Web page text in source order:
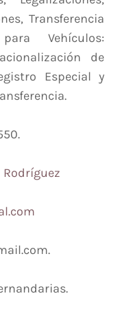
Transferencia
Vehículos:
de
Especial y
Rodríguez